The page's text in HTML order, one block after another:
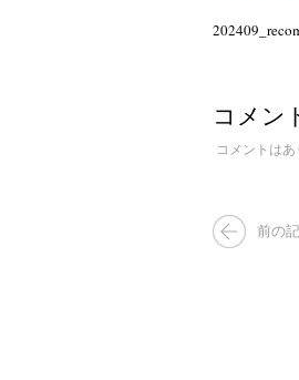
コメン
コメントは
前の